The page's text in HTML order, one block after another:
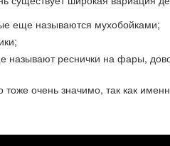
еще называются мухобойками;
называют реснички на фары,
тоже очень значимо, так как